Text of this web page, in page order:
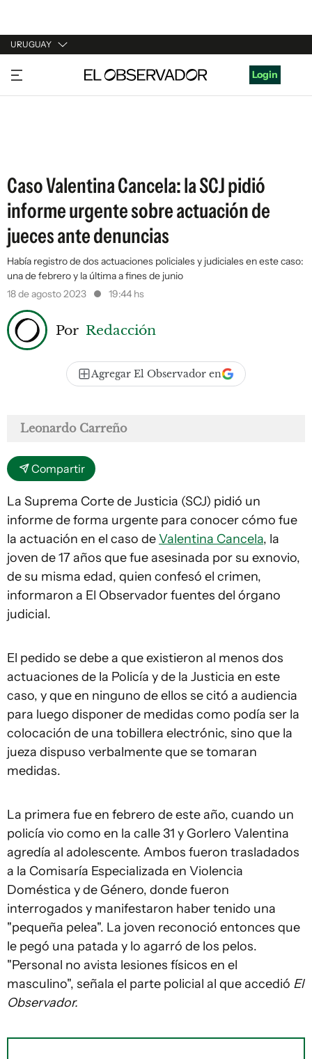
URUGUAY
URUGUAY
ARGENTINA
Login
Caso Valentina Cancela: la SCJ pidió
informe urgente sobre actuación de
jueces ante denuncias
Había registro de dos actuaciones policiales y judiciales en este caso:
una de febrero y la última a fines de junio
18 de agosto 2023
19:44 hs
Por Redacción
Agregar El Observador en
Leonardo Carreño
Compartir
La Suprema Corte de Justicia (SCJ) pidió un
informe de forma urgente para conocer cómo fue
la actuación en el caso deValentina Cancela, la
joven de 17 años que fue asesinada por su exnovio,
de su misma edad, quien confesó el crimen,
informaron a El Observadorfuentes del órgano
judicial.
El pedido se debe a que existieron al menos dos
actuaciones de la Policía y de la Justicia en este
caso, y que en ninguno de ellos se citó a audiencia
para luego disponer de medidas como podía ser la
colocación de una tobillera electrónic, sino que la
jueza dispuso verbalmente que se tomaran
medidas.
La primera fue en febrero de este año, cuando un
policía vio como en la calle 31 y Gorlero Valentina
agredía al adolescente. Ambos fueron trasladados
a la Comisaría Especializada en Violencia
Doméstica y de Género, donde fueron
interrogados y manifestaron haber tenido una
"pequeña pelea". La joven reconoció entonces que
le pegó una patada y lo agarró de los pelos.
"Personal no avista lesiones físicos en el
masculino", señala el parte policial al que accedió El
Observador.